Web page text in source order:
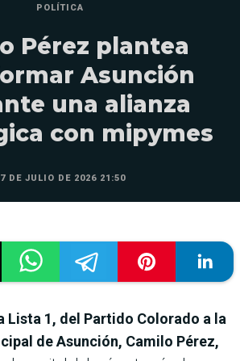
POLÍTICA
Pérez plantea
Asunción
una alianza
con mipymes
DE JULIO DE 2026 21:50
Lista 1, del Partido Colorado a la
de Asunción, Camilo Pérez,